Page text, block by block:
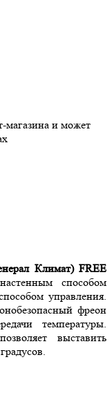
магазина и может
Климат) FREE
способом
управления.
фреон
температуры.
выставить